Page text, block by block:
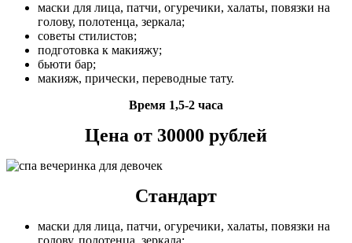
маски для лица, патчи, огуречики, халаты, повязки на
голову, полотенца, зеркала;
советы стилистов;
подготовка к макияжу;
бьюти бар;
макияж, прически, переводные тату.
Время 1,5-2 часа
Цена от 30000 рублей
Стандарт
маски для лица, патчи, огуречики, халаты, повязки на